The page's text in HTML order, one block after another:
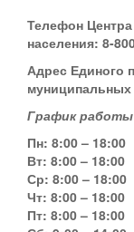
Муниципальные
Контрольно-
Персональные
Оценка
Деятельность МУ
Телефон
населения: 8-
Адрес Единого
График
Пн: 8:00 – 18:00
Вт: 8:00 – 18:00
Ср: 8:00 – 18:00
Чт: 8:00 – 18:00
Пт: 8:00 – 18:00